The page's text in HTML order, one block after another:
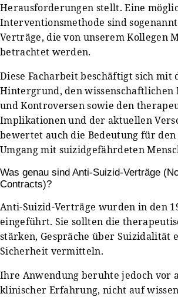
Herausforderungen stellt. Eine
Interventionsmethode sind
Verträge, die von unserem Kollegen
betrachtet werden.
Diese Facharbeit beschäftigt sich mit
Hintergrund, den wissenschaftlichen
und Kontroversen sowie den
Implikationen und der aktuellen
bewertet auch die Bedeutung für
Umgang mit suizidgefährdeten
Was genau sind Anti-Suizid-Verträge
Contracts)?
Anti-Suizid-Verträge wurden in den
eingeführt. Sie sollten die
stärken, Gespräche über Suizidalität
Sicherheit vermitteln.
Ihre Anwendung beruhte jedoch vor
klinischer Erfahrung, nicht auf